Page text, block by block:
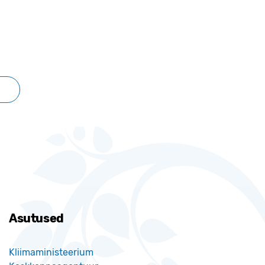
Asutused
Kliimaministeerium